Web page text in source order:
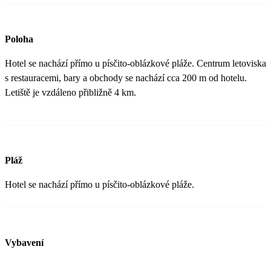
Poloha
Hotel se nachází přímo u písčito-oblázkové pláže. Centrum letoviska
s restauracemi, bary a obchody se nachází cca 200 m od hotelu.
Letiště je vzdáleno přibližně 4 km.
Pláž
Hotel se nachází přímo u písčito-oblázkové pláže.
Vybavení